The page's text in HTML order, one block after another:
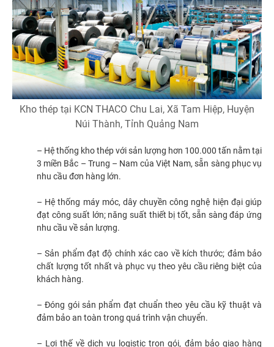
Kho thép tại KCN THACO Chu Lai, Xã Tam Hiệp, Huyện
Núi Thành, Tỉnh Quảng Nam
– Hệ thống kho thép với sản lượng hơn 100.000 tấn nằm tại
3 miền Bắc – Trung – Nam của Việt Nam, sẵn sàng phục vụ
nhu cầu đơn hàng lớn.
– Hệ thống máy móc, dây chuyền công nghệ hiện đại giúp
đạt công suất lớn; năng suất thiết bị tốt, sẵn sàng đáp ứng
nhu cầu về sản lượng.
– Sản phẩm đạt độ chính xác cao về kích thước; đảm bảo
chất lượng tốt nhất và phục vụ theo yêu cầu riêng biệt của
khách hàng.
– Đóng gói sản phẩm đạt chuẩn theo yêu cầu kỹ thuật và
đảm bảo an toàn trong quá trình vận chuyển.
– Lợi thế về dịch vụ logistic trọn gói, đảm bảo giao hàng